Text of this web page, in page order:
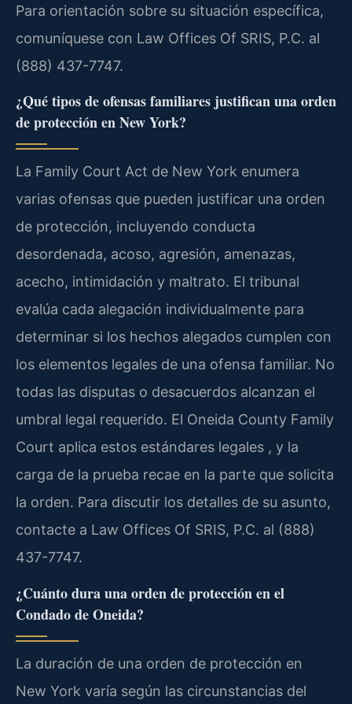
Para orientación sobre su situación específica,
comuníquese con Law Offices Of SRIS, P.C. al
(888) 437-7747.
¿Qué tipos de ofensas familiares justifican una orden
de protección en New York?
La Family Court Act de New York enumera
varias ofensas que pueden justificar una orden
de protección, incluyendo conducta
desordenada, acoso, agresión, amenazas,
acecho, intimidación y maltrato. El tribunal
evalúa cada alegación individualmente para
determinar si los hechos alegados cumplen con
los elementos legales de una ofensa familiar. No
todas las disputas o desacuerdos alcanzan el
umbral legal requerido. El Oneida County Family
Court aplica estos estándares legales , y la
carga de la prueba recae en la parte que solicita
la orden. Para discutir los detalles de su asunto,
contacte a Law Offices Of SRIS, P.C. al (888)
437-7747.
¿Cuánto dura una orden de protección en el
Condado de Oneida?
La duración de una orden de protección en
New York varía según las circunstancias del